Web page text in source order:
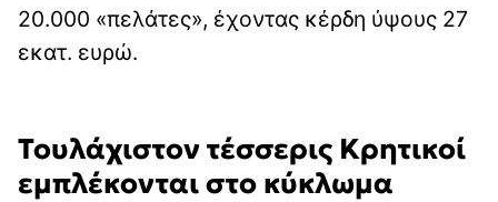
20.000 «πελάτες», έχοντας κέρδη ύψους 27
εκατ. ευρώ.
Τουλάχιστον τέσσερις Κρητικοί
εμπλέκονται στο κύκλωμα